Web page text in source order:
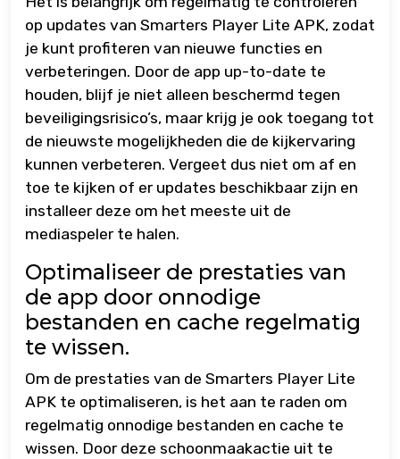
op updates van Smarters Player Lite APK, zodat
je kunt profiteren van nieuwe functies en
verbeteringen. Door de app up-to-date te
houden, blijf je niet alleen beschermd tegen
beveiligingsrisico’s, maar krijg je ook toegang tot
de nieuwste mogelijkheden die de kijkervaring
kunnen verbeteren. Vergeet dus niet om af en
toe te kijken of er updates beschikbaar zijn en
installeer deze om het meeste uit de
mediaspeler te halen.
Optimaliseer de prestaties van
de app door onnodige
bestanden en cache regelmatig
te wissen.
Om de prestaties van de Smarters Player Lite
APK te optimaliseren, is het aan te raden om
regelmatig onnodige bestanden en cache te
wissen. Door deze schoonmaakactie uit te